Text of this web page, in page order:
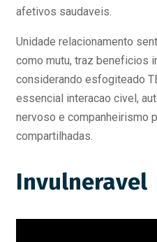
afetivos saudaveis.
Unidade relacionamento
como mutu, traz beneficios
considerando esfogiteado
essencial interacao civel,
nervoso e companheirismo
compartilhadas.
Invulneravel